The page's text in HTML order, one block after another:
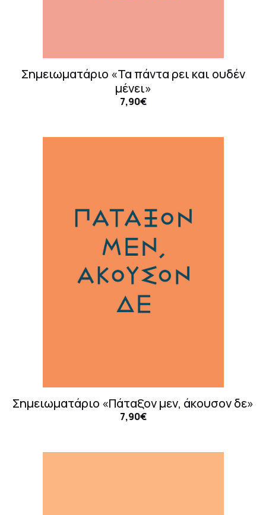
Σημειωματάριο «Τα πάντα ρει και ουδέν
μένει»
7,90€
Σημειωματάριο «Πάταξον μεν, άκουσον δε»
7,90€